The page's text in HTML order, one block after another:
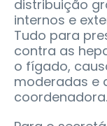
distribuição
internos e
Tudo para
contra as
o fígado,
moderadas e
coordenadora.